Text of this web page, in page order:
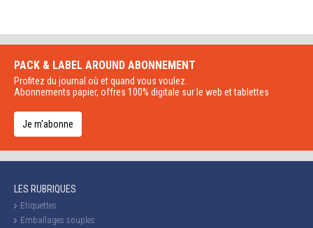
PACK & LABEL AROUND ABONNEMENT
Profitez du journal où et quand vous voulez.
Abonnements papier, offres 100% digitale sur le web et tablettes
Je m'abonne
LES RUBRIQUES
Etiquettes
Emballages souples